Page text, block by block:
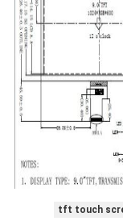
tft touch